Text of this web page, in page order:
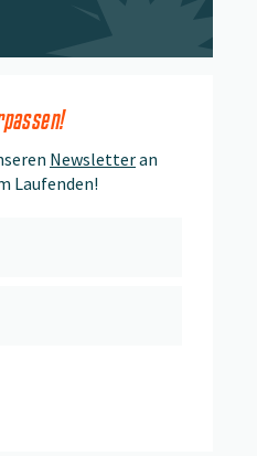
Newsletteran
Laufenden!